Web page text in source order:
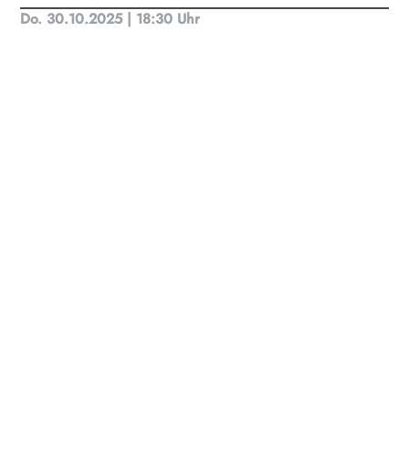
Do. 30.10.2025 | 18:30 Uhr